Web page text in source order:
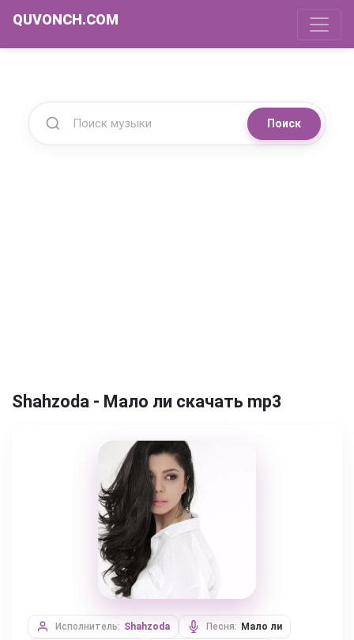
QUVONCH.COM
Поиск
Shahzoda - Мало ли скачать mp3
Исполнитель: Shahzoda Песня: Мало ли